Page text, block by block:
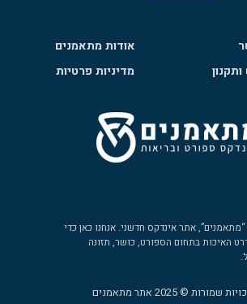
אודות מתאמנים
מדיניות פרטיות
“מתאמנים”, אתר אינדקס חדשני. אנחנו כאן כדי
האיכות בתחום הספורט, כושר, תזונה
שמורות © 2025 אתר מתאמנים